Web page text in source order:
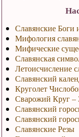
Славянские Боги
Мифология
Мифические
Славянская
Летоисчисление
Славянский
Круголет
Сварожий Круг –
Славянский
Славянский
Славянские Резы